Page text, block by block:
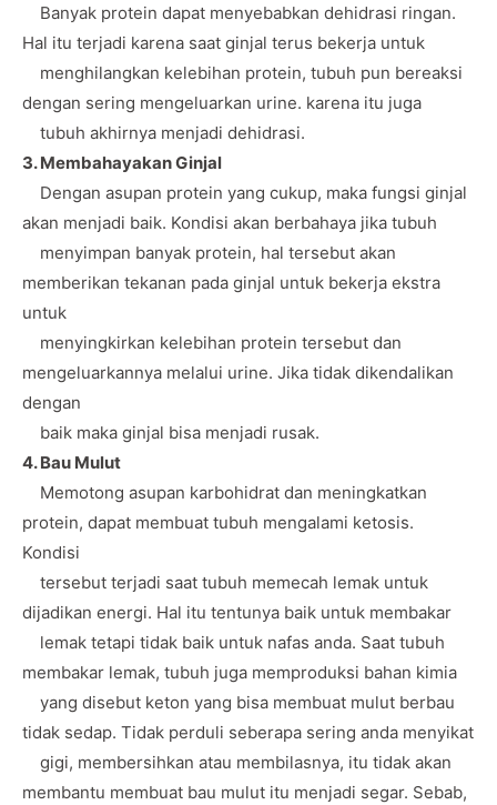
Banyak protein dapat menyebabkan dehidrasi ringan.
Hal itu terjadi karena saat ginjal terus bekerja untuk
menghilangkan kelebihan protein, tubuh pun bereaksi
dengan sering mengeluarkan urine. karena itu juga
tubuh akhirnya menjadi dehidrasi.
3. Membahayakan Ginjal
Dengan asupan protein yang cukup, maka fungsi ginjal
akan menjadi baik. Kondisi akan berbahaya jika tubuh
menyimpan banyak protein, hal tersebut akan
memberikan tekanan pada ginjal untuk bekerja ekstra
untuk
menyingkirkan kelebihan protein tersebut dan
mengeluarkannya melalui urine. Jika tidak dikendalikan
dengan
baik maka ginjal bisa menjadi rusak.
4. Bau Mulut
Memotong asupan karbohidrat dan meningkatkan
protein, dapat membuat tubuh mengalami ketosis.
Kondisi
tersebut terjadi saat tubuh memecah lemak untuk
dijadikan energi. Hal itu tentunya baik untuk membakar
lemak tetapi tidak baik untuk nafas anda. Saat tubuh
membakar lemak, tubuh juga memproduksi bahan kimia
yang disebut keton yang bisa membuat mulut berbau
tidak sedap. Tidak perduli seberapa sering anda menyikat
gigi, membersihkan atau membilasnya, itu tidak akan
membantu membuat bau mulut itu menjadi segar. Sebab,